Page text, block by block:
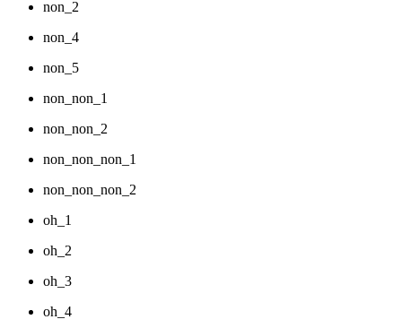
non_2
non_4
non_5
non_non_1
non_non_2
non_non_non_1
non_non_non_2
oh_1
oh_2
oh_3
oh_4